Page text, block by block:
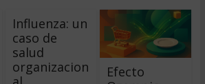
Influenza: un
caso de
salud
organizacion
Efecto